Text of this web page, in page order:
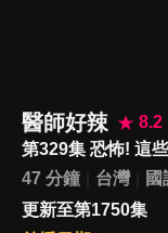
醫師好辣
8.2
第329集 恐怖! 這
47 分鐘
台灣 國
更新至第1750集